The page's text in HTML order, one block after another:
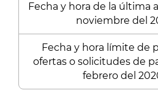
Fecha y hora de la última
noviembre del
Fecha y hora límite de
ofertas o solicitudes de
febrero del